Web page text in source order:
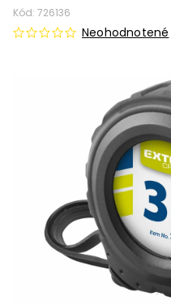
Kód: 726136
Neohodnotené